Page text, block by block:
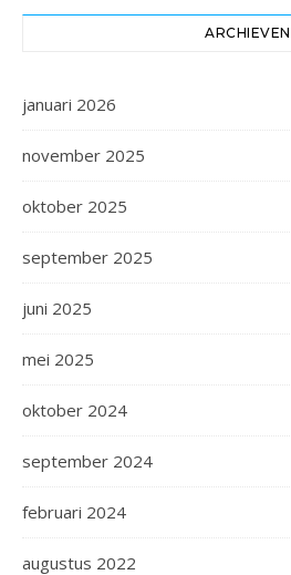
ARCHIEVEN
januari 2026
november 2025
oktober 2025
september 2025
juni 2025
mei 2025
oktober 2024
september 2024
februari 2024
augustus 2022